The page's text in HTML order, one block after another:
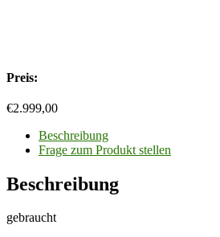
Preis:
€2.999,00
Beschreibung
Frage zum Produkt stellen
Beschreibung
gebraucht